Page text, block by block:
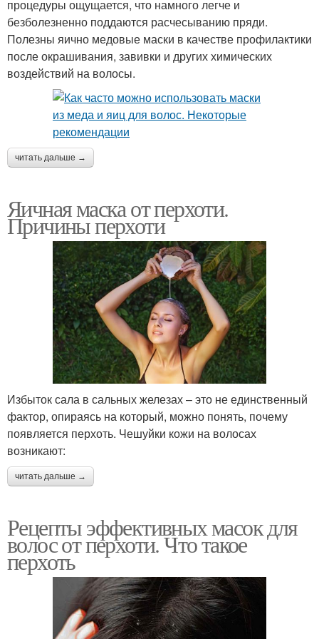
процедуры ощущается, что намного легче и
безболезненно поддаются расчесыванию пряди.
Полезны яично медовые маски в качестве профилактики
после окрашивания, завивки и других химических
воздействий на волосы.
читать дальше →
Яичная маска от перхоти.
Причины перхоти
Избыток сала в сальных железах – это не единственный
фактор, опираясь на который, можно понять, почему
появляется перхоть. Чешуйки кожи на волосах
возникают:
читать дальше →
Рецепты эффективных масок для
волос от перхоти. Что такое
перхоть